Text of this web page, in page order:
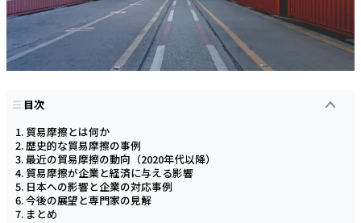
目次
貿易摩擦とは何か
歴史的な貿易摩擦の事例
最近の貿易摩擦の動向（2020年代以降）
貿易摩擦が企業と経済に与える影響
日本への影響と企業の対応事例
今後の展望と専門家の見解
まとめ